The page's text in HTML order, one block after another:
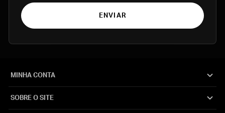
ENVIAR
MINHA CONTA
SOBRE O SITE